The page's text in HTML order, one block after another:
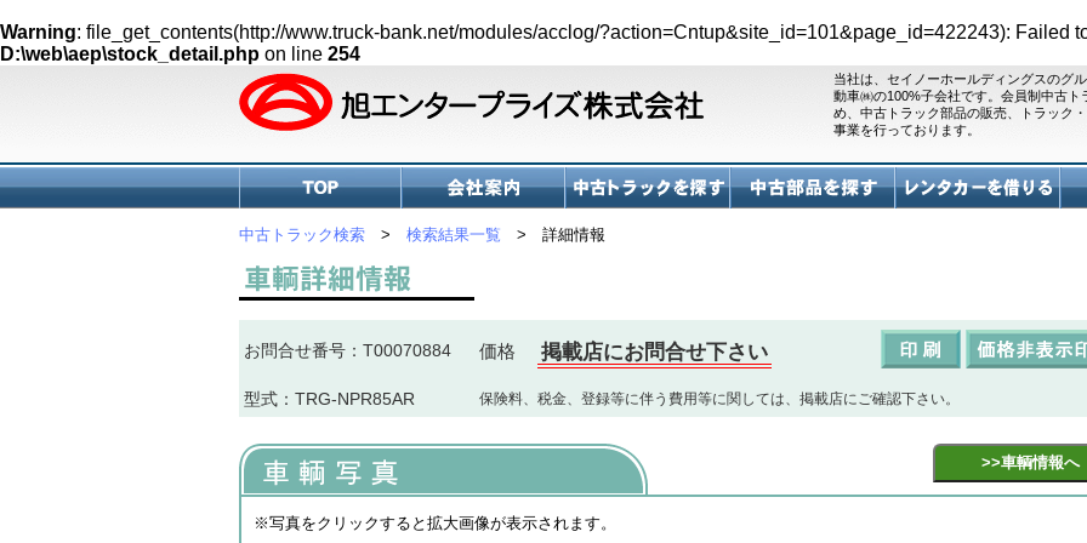
Warning: file_get_contents(http://www.truck-bank.net/modules/acclog/?action=Cntup&site_id=101&page_id=422243): Failed
D:\web\aep\stock_detail.php on line 254
当社は、セイノーホールディングスのグ
動車㈱の100%子会社です。会員制中古ト
め、中古トラック部品の販売、トラック
事業を行っております。
中古トラック検索 > 検索結果一覧 > 詳細情報
お問合せ番号：T00070884 価格 掲載店にお問合せ下さい
型式：TRG-NPR85AR 保険料、税金、登録等に伴う費用等に関しては、掲載店にご確認下さい。
※写真をクリックすると拡大画像が表示されます。